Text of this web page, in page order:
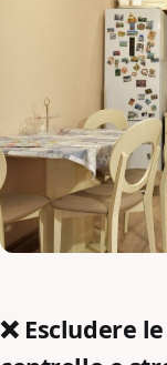
❌ Escludere